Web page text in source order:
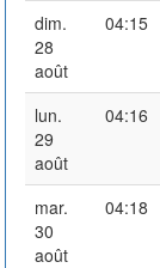
dim.
28
août
04:15
lun.
29
août
04:16
mar.
30
août
04:18